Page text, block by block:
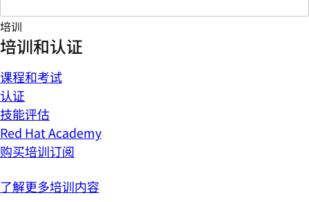
培训
培训和认证
课程和考试
认证
技能评估
Red Hat Academy
购买培训订阅
了解更多培训内容